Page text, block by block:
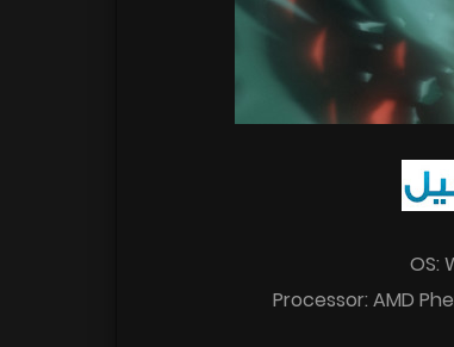
OS:
Processor: AMD